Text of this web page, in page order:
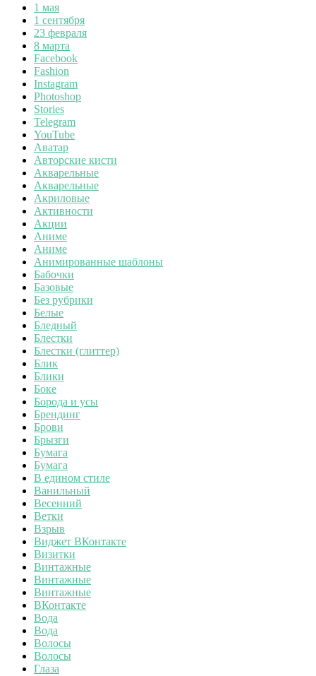
1 мая
1 сентября
23 февраля
8 марта
Facebook
Fashion
Instagram
Photoshop
Stories
Telegram
YouTube
Аватар
Авторские кисти
Акварельные
Акварельные
Акриловые
Активности
Акции
Аниме
Аниме
Анимированные шаблоны
Бабочки
Базовые
Без рубрики
Белые
Бледный
Блестки
Блестки (глиттер)
Блик
Блики
Боке
Борода и усы
Брендинг
Брови
Брызги
Бумага
Бумага
В едином стиле
Ванильный
Весенний
Ветки
Взрыв
Виджет ВКонтакте
Визитки
Винтажные
Винтажные
Винтажные
ВКонтакте
Вода
Вода
Волосы
Волосы
Глаза